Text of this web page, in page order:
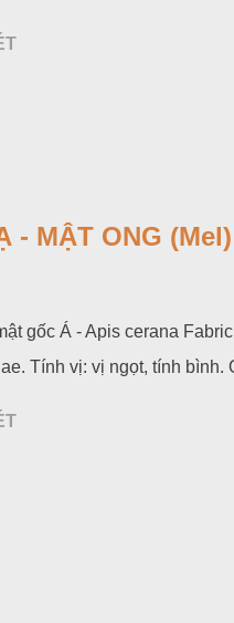
- MẬT ONG (Mel)
gốc Á - Apis cerana
Tính vị: vị ngọt, tính